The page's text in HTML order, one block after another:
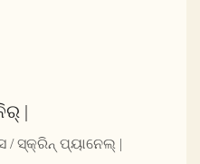
|
/ ସ୍କ୍ରିନ୍ ପ୍ୟାନେଲ୍ |